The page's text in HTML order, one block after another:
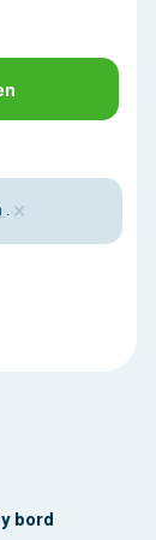
. ×
bord